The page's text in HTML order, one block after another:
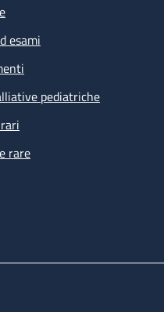
esami
pediatriche
rare